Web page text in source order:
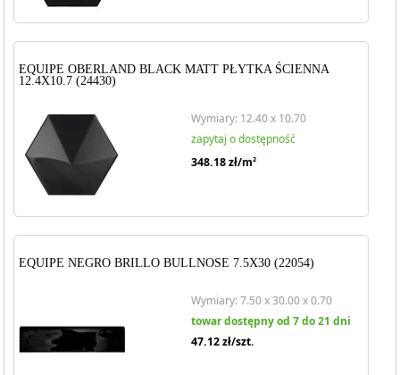
EQUIPE OBERLAND BLACK MATT PŁYTKA ŚCIENNA
12.4X10.7 (24430)
Wymiary: 12.40 x 10.70
zapytaj o dostępność
348.18zł/m2
EQUIPE NEGRO BRILLO BULLNOSE 7.5X30 (22054)
Wymiary: 7.50 x 30.00 x 0.70
towar dostępny od 7 do 21 dni
47.12zł/szt.